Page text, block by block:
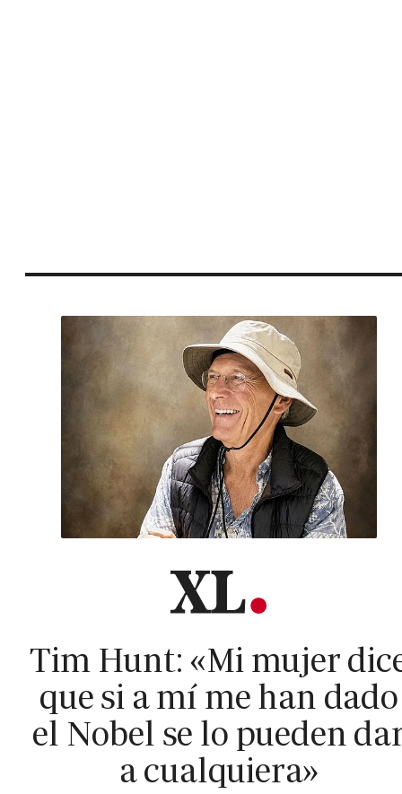
Tim Hunt: «Mi mujer
que si a mí me han dado
el Nobel se lo pueden
a cualquiera»